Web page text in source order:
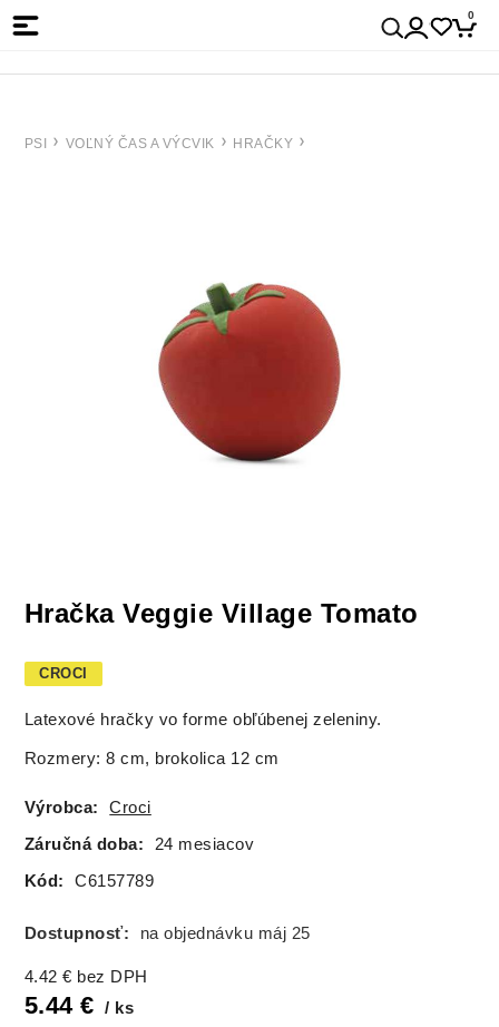
0
PSI VOĽNÝ ČAS A VÝCVIK HRAČKY
Hračka Veggie Village Tomato
CROCI
Latexové hračky vo forme obľúbenej zeleniny.
Rozmery: 8 cm, brokolica 12 cm
Výrobca: Croci
Záručná doba: 24 mesiacov
Kód: C6157789
Dostupnosť: na objednávku máj 25
4.42 € bez DPH
5.44€ ks